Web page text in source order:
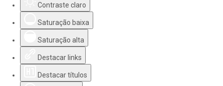
Contraste claro
Saturação baixa
Saturação alta
Destacar links
Destacar títulos